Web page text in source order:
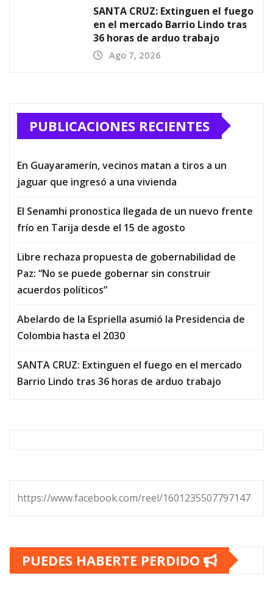
SANTA CRUZ: Extinguen el fuego
en el mercado Barrio Lindo tras
36 horas de arduo trabajo
Ago 7, 2026
PUBLICACIONES RECIENTES
En Guayaramerín, vecinos matan a tiros a un
jaguar que ingresó a una vivienda
El Senamhi pronostica llegada de un nuevo frente
frío en Tarija desde el 15 de agosto
Libre rechaza propuesta de gobernabilidad de
Paz: “No se puede gobernar sin construir
acuerdos políticos”
Abelardo de la Espriella asumió la Presidencia de
Colombia hasta el 2030
SANTA CRUZ: Extinguen el fuego en el mercado
Barrio Lindo tras 36 horas de arduo trabajo
https://www.facebook.com/reel/1601235507797147
PUEDES HABERTE PERDIDO